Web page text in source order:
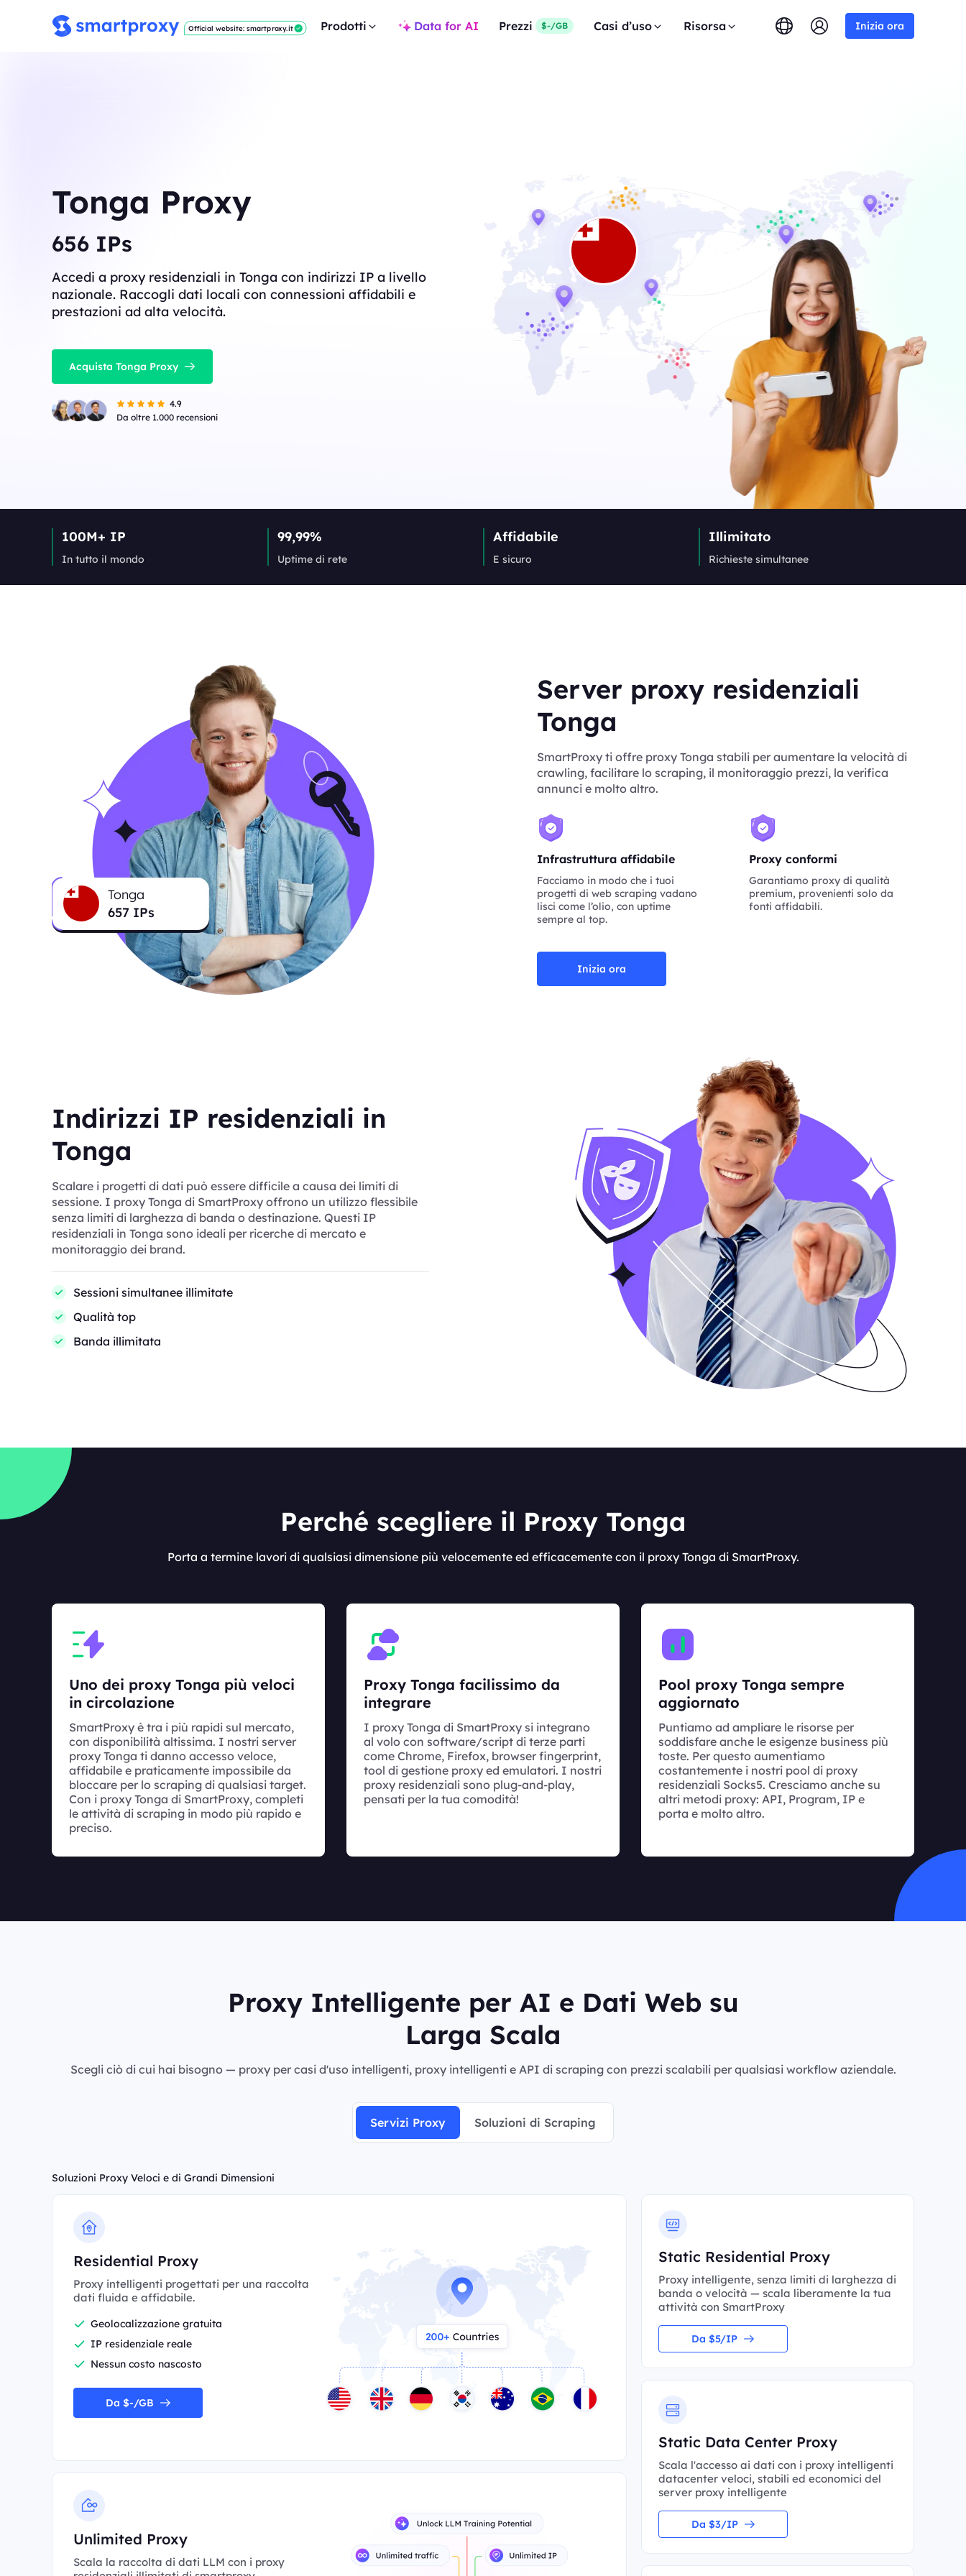
Official website: smartproxy.it Prodotti Data for AI Prezzi $-/GB Casi d’uso Risorsa Inizia ora
Tonga Proxy
657IPs
Accedi a proxy residenziali in Tonga con indirizzi IP a livello
nazionale. Raccogli dati locali con connessioni affidabili e
prestazioni ad alta velocità.
Acquista Tonga Proxy
4.9
Da oltre 1.000 recensioni
100M+ IP
In tutto il mondo
99,99%
Uptime di rete
Affidabile
E sicuro
Illimitato
Richieste simultanee
Tonga
657 IPs
Server proxy residenziali
Tonga
SmartProxy ti offre proxy Tonga stabili per aumentare la velocità di
crawling, facilitare lo scraping, il monitoraggio prezzi, la verifica
annunci e molto altro.
Infrastruttura affidabile
Facciamo in modo che i tuoi
progetti di web scraping vadano
lisci come l’olio, con uptime
sempre al top.
Proxy conformi
Garantiamo proxy di qualità
premium, provenienti solo da
fonti affidabili.
Inizia ora
Indirizzi IP residenziali in
Tonga
Scalare i progetti di dati può essere difficile a causa dei limiti di
sessione. I proxy Tonga di SmartProxy offrono un utilizzo flessibile
senza limiti di larghezza di banda o destinazione. Questi IP
residenziali in Tonga sono ideali per ricerche di mercato e
monitoraggio dei brand.
Sessioni simultanee illimitate
Qualità top
Banda illimitata
Perché scegliere il Proxy Tonga
Porta a termine lavori di qualsiasi dimensione più velocemente ed efficacemente con il proxy Tonga di SmartProxy.
Uno dei proxy Tonga più veloci
in circolazione
SmartProxy è tra i più rapidi sul mercato,
con disponibilità altissima. I nostri server
proxy Tonga ti danno accesso veloce,
affidabile e praticamente impossibile da
bloccare per lo scraping di qualsiasi target.
Con i proxy Tonga di SmartProxy, completi
le attività di scraping in modo più rapido e
preciso.
Proxy Tonga facilissimo da
integrare
I proxy Tonga di SmartProxy si integrano
al volo con software/script di terze parti
come Chrome, Firefox, browser fingerprint,
tool di gestione proxy ed emulatori. I nostri
proxy residenziali sono plug-and-play,
pensati per la tua comodità!
Pool proxy Tonga sempre
aggiornato
Puntiamo ad ampliare le risorse per
soddisfare anche le esigenze business più
toste. Per questo aumentiamo
costantemente i nostri pool di proxy
residenziali Socks5. Cresciamo anche su
altri metodi proxy: API, Program, IP e
porta e molto altro.
Proxy Intelligente per AI e Dati Web su
Larga Scala
Scegli ciò di cui hai bisogno — proxy per casi d'uso intelligenti, proxy intelligenti e API di scraping con prezzi scalabili per qualsiasi workflow aziendale.
Servizi Proxy Soluzioni di Scraping
Soluzioni Proxy Veloci e di Grandi Dimensioni
Residential Proxy
Proxy intelligenti progettati per una raccolta
dati fluida e affidabile.
Geolocalizzazione gratuita
IP residenziale reale
Nessun costo nascosto
Da $-/GB
Unlimited Proxy
Scala la raccolta di dati LLM con i proxy
Static Residential Proxy
Proxy intelligente, senza limiti di larghezza di
banda o velocità — scala liberamente la tua
attività con SmartProxy
Da $5/IP
Static Data Center Proxy
Scala l'accesso ai dati con i proxy intelligenti
datacenter veloci, stabili ed economici del
server proxy intelligente
Da $3/IP